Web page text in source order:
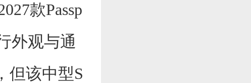
款Passp
外观与通
但该中型S